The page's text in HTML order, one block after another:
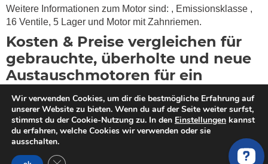
Weitere Informationen zum Motor sind: , Emissionsklasse ,
16 Ventile, 5 Lager und Motor mit Zahnriemen.
Kosten & Preise vergleichen für
gebrauchte, überholte und neue
Austauschmotoren für ein
PEUGEOT 407 SW 2.2 16V
Du willst einen Motor kaufen? MotorschadenVergleich hilft
dir bei der Suche nach einem qualitativ hochwertigen
überholten oder gebrauchten Tauschmotor für dein
PEUGEOT 407 SW 6E 2.2 16V (163PS). Wir haben
Wir verwenden Cookies, um dir die bestmögliche Erfahrung auf
unserer Website zu bieten. Wenn du auf der Seite weiter surfst,
stimmst du der Cookie-Nutzung zu. In den Einstellungen kannst
du erfahren, welche Cookies wir verwenden oder sie
ausschalten.
GDPR Cookie-Banner schließen